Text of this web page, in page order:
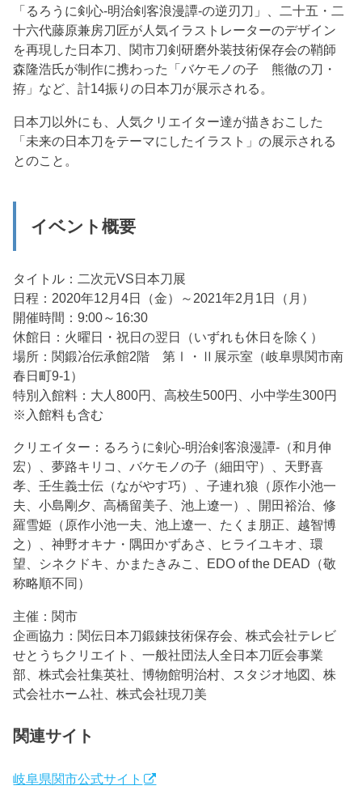
「るろうに剣心-明治剣客浪漫譚-の逆刃刀」、二十五・二
十六代藤原兼房刀匠が人気イラストレーターのデザイン
を再現した日本刀、関市刀剣研磨外装技術保存会の鞘師
森隆浩氏が制作に携わった「バケモノの子 熊徹の刀・
拵」など、計14振りの日本刀が展示される。
日本刀以外にも、人気クリエイター達が描きおこした
「未来の日本刀をテーマにしたイラスト」の展示される
とのこと。
イベント概要
タイトル：二次元VS日本刀展
日程：2020年12月4日（金）～2021年2月1日（月）
開催時間：9:00～16:30
休館日：火曜日・祝日の翌日（いずれも休日を除く）
場所：関鍛冶伝承館2階 第Ⅰ・Ⅱ展示室（岐阜県関市南
春日町9-1）
特別入館料：大人800円、高校生500円、小中学生300円
※入館料も含む
クリエイター：るろうに剣心-明治剣客浪漫譚-（和月伸
宏）、夢路キリコ、バケモノの子（細田守）、天野喜
孝、壬生義士伝（ながやす巧）、子連れ狼（原作小池一
夫、小島剛夕、高橋留美子、池上遼一）、開田裕治、修
羅雪姫（原作小池一夫、池上遼一、たくま朋正、越智博
之）、神野オキナ・隅田かずあさ、ヒライユキオ、環
望、シネクドキ、かまたきみこ、EDO of the DEAD（敬
称略順不同）
主催：関市
企画協力：関伝日本刀鍛錬技術保存会、株式会社テレビ
せとうちクリエイト、一般社団法人全日本刀匠会事業
部、株式会社集英社、博物館明治村、スタジオ地図、株
式会社ホーム社、株式会社現刀美
関連サイト
岐阜県関市公式サイト